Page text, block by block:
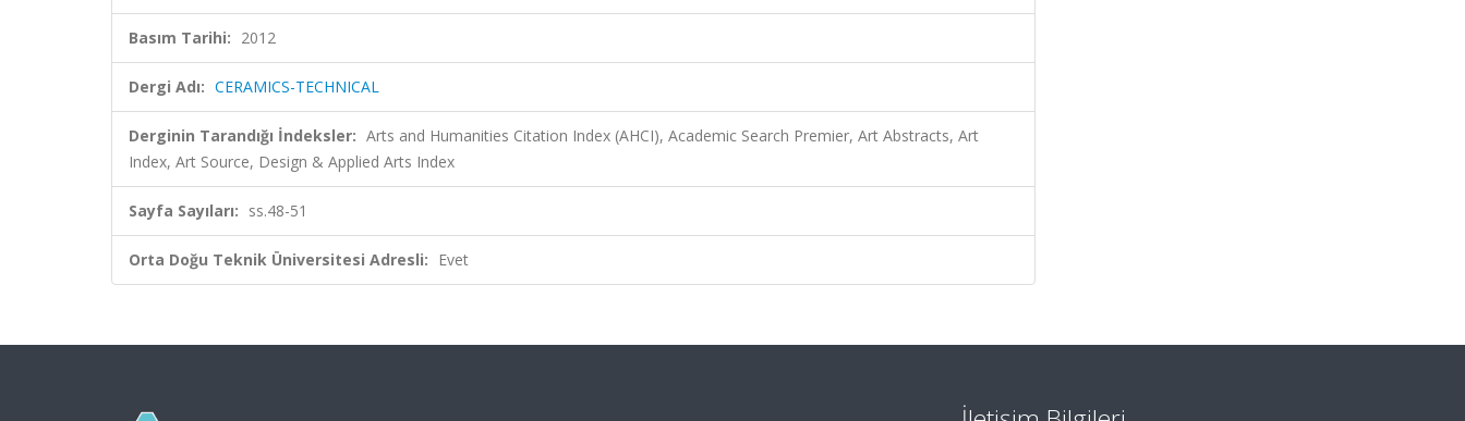
Basım Tarihi: 2012
Dergi Adı: CERAMICS-TECHNICAL
Derginin Tarandığı İndeksler: Arts and Humanities Citation Index (AHCI), Academic Search Premier, Art Abstracts, Art
Index, Art Source, Design & Applied Arts Index
Sayfa Sayıları: ss.48-51
Orta Doğu Teknik Üniversitesi Adresli: Evet